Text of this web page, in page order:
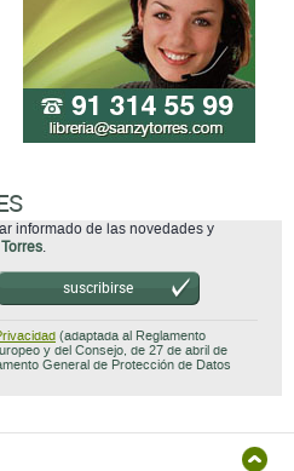
informado de las novedades y
.
suscribirse
(adaptada al Reglamento
y del Consejo, de 27 de abril de
General de Protección de Datos